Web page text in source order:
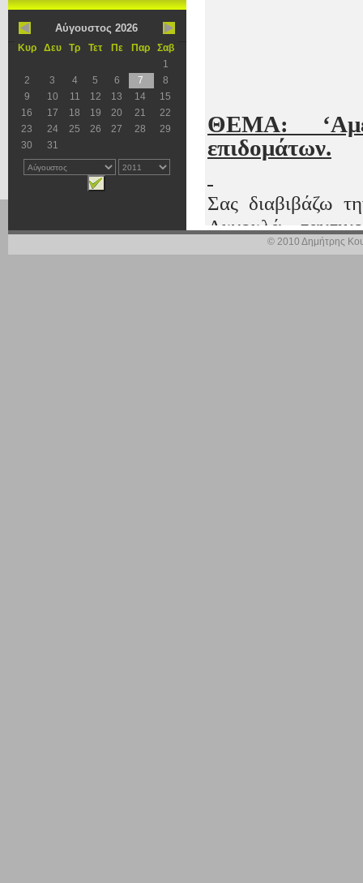
Αύγουστος 2026
Κυρ Δευ Τρ Τετ Πε Παρ
Σαβ
1
2
3 4 5 6 7
8
9
10 11 12 13 14
15
16
17 18 19 20 21
22
23
24 25 26 27 28
29
30
31
ΘΕΜΑ:
επιδομάτων.
Σας διαβιβάζω
Αυγουλά,
Οργάνωσης
© 2010 Δημήτρης